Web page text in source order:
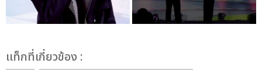
เเท็กที่เกี่ยวข้อง :